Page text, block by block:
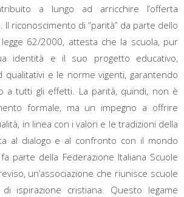
a lungo ad arricchire l’offerta
Il riconoscimento di “parità” da parte dello
62/2000, attesta che la scuola, pur
identità e il suo progetto educativo,
qualitativi e le norme vigenti, garantendo
a tutti gli effetti. La parità, quindi, non è
formale, ma un impegno a offrire
in linea con i valori e le tradizioni della
al dialogo e al confronto con il mondo
parte della Federazione Italiana Scuole
un’associazione che riunisce scuole
di ispirazione cristiana. Questo legame